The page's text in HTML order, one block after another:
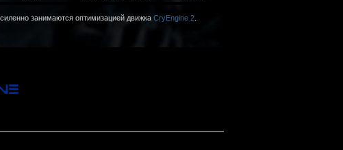
занимаются оптимизацией движка CryEngine 2.